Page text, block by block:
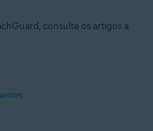
consulte os artigos a